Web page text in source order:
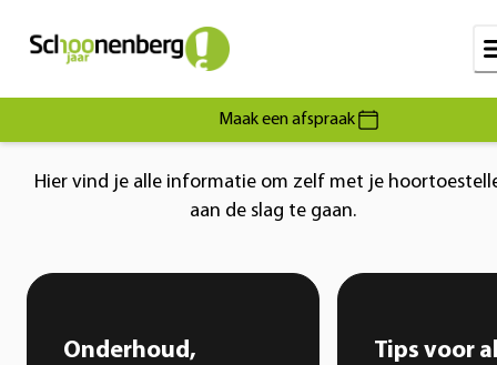
Maak een afspraak
Hier vind je alle informatie om zelf met je
aan de slag te gaan.
Onderhoud,
Tips voor